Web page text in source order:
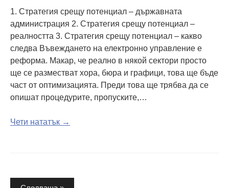
1. Стратегия срещу потенциал – държавната
администрация 2. Стратегия срещу потенциал –
реалността 3. Стратегия срещу потенциал – какво
следва Въвеждането на електронно управление е
реформа. Макар, че реално в някой сектори просто
ще се разместват хора, бюра и графици, това ще бъде
част от оптимизацията. Преди това ще трябва да се
опишат процедурите, пропуските,…
Чети нататък →
Разделяне